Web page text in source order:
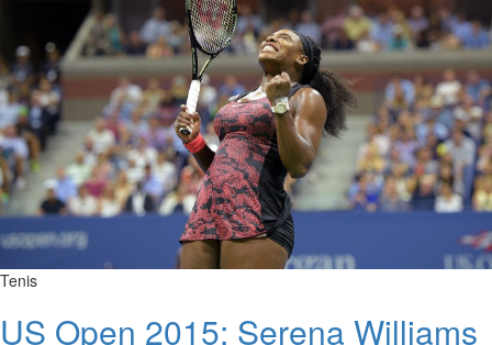
Tenis
US Open 2015: Serena Williams